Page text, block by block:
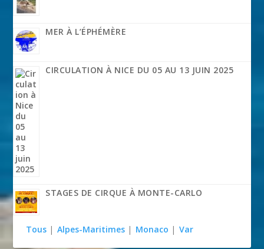
MER À L’ÉPHÉMÈRE
CIRCULATION À NICE DU 05 AU 13 JUIN 2025
STAGES DE CIRQUE À MONTE-CARLO
Tous | Alpes-Maritimes | Monaco | Var